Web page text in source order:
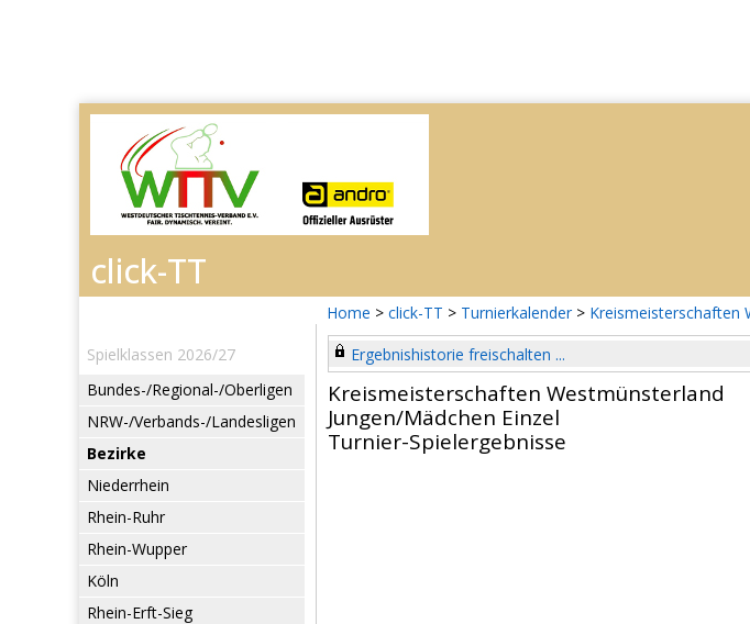
Home > click-TT > Turnierkalender > Kreismeisterschaften
Spielklassen 2026/27
Bundes-/Regional-/Oberligen
NRW-/Verbands-/Landesligen
Bezirke
Niederrhein
Rhein-Ruhr
Rhein-Wupper
Köln
Rhein-Erft-Sieg
Ergebnishistorie freischalten ...
Kreismeisterschaften Westmünsterland
Jungen/Mädchen Einzel
Turnier-Spielergebnisse